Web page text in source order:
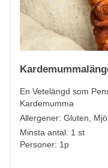
En Vetelängd som
Kardemumma
Allergener: Gluten,
Minsta antal: 1 st
Personer: 1p